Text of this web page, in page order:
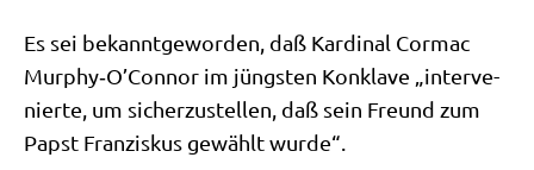
Es sei bekannt­ge­wor­den, daß Kar­di­nal Cor­mac
Murphy‑O’Connor im jüng­sten Kon­kla­ve „inter­ve­
nier­te, um sicher­zu­stel­len, daß sein Freund zum
Papst Fran­zis­kus gewählt wurde“.